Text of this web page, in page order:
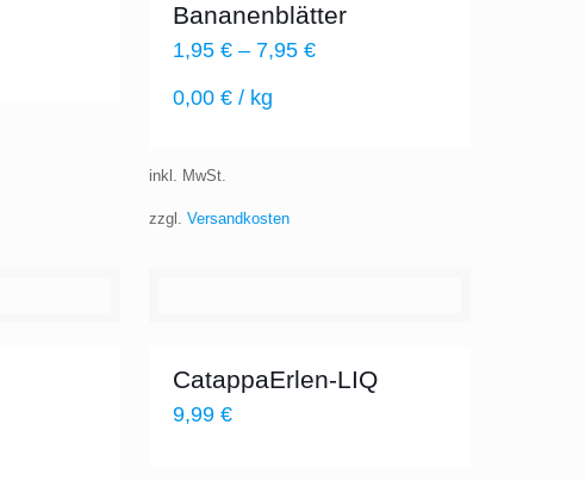
Bananenblätter
1,95 €– 7,95 €
0,00 €/ kg
inkl. MwSt.
zzgl. Versandkosten
CatappaErlen-LIQ
9,99 €